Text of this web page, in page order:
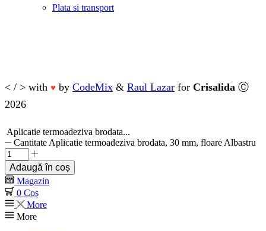
Plata si transport
< / > with ♥ by CodeMix & Raul Lazar for Crisalida Ⓒ
2026
Aplicatie termoadeziva brodata...
Cantitate Aplicatie termoadeziva brodata, 30 mm, floare Albastru
Adaugă în coș
Magazin
0 Coș
More
More